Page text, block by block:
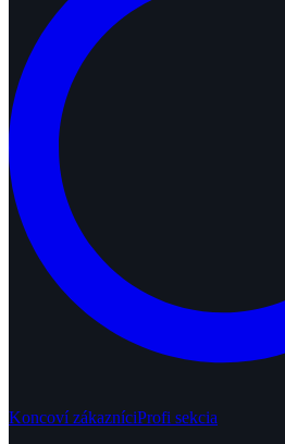
Koncoví zákazníciProfi sekcia